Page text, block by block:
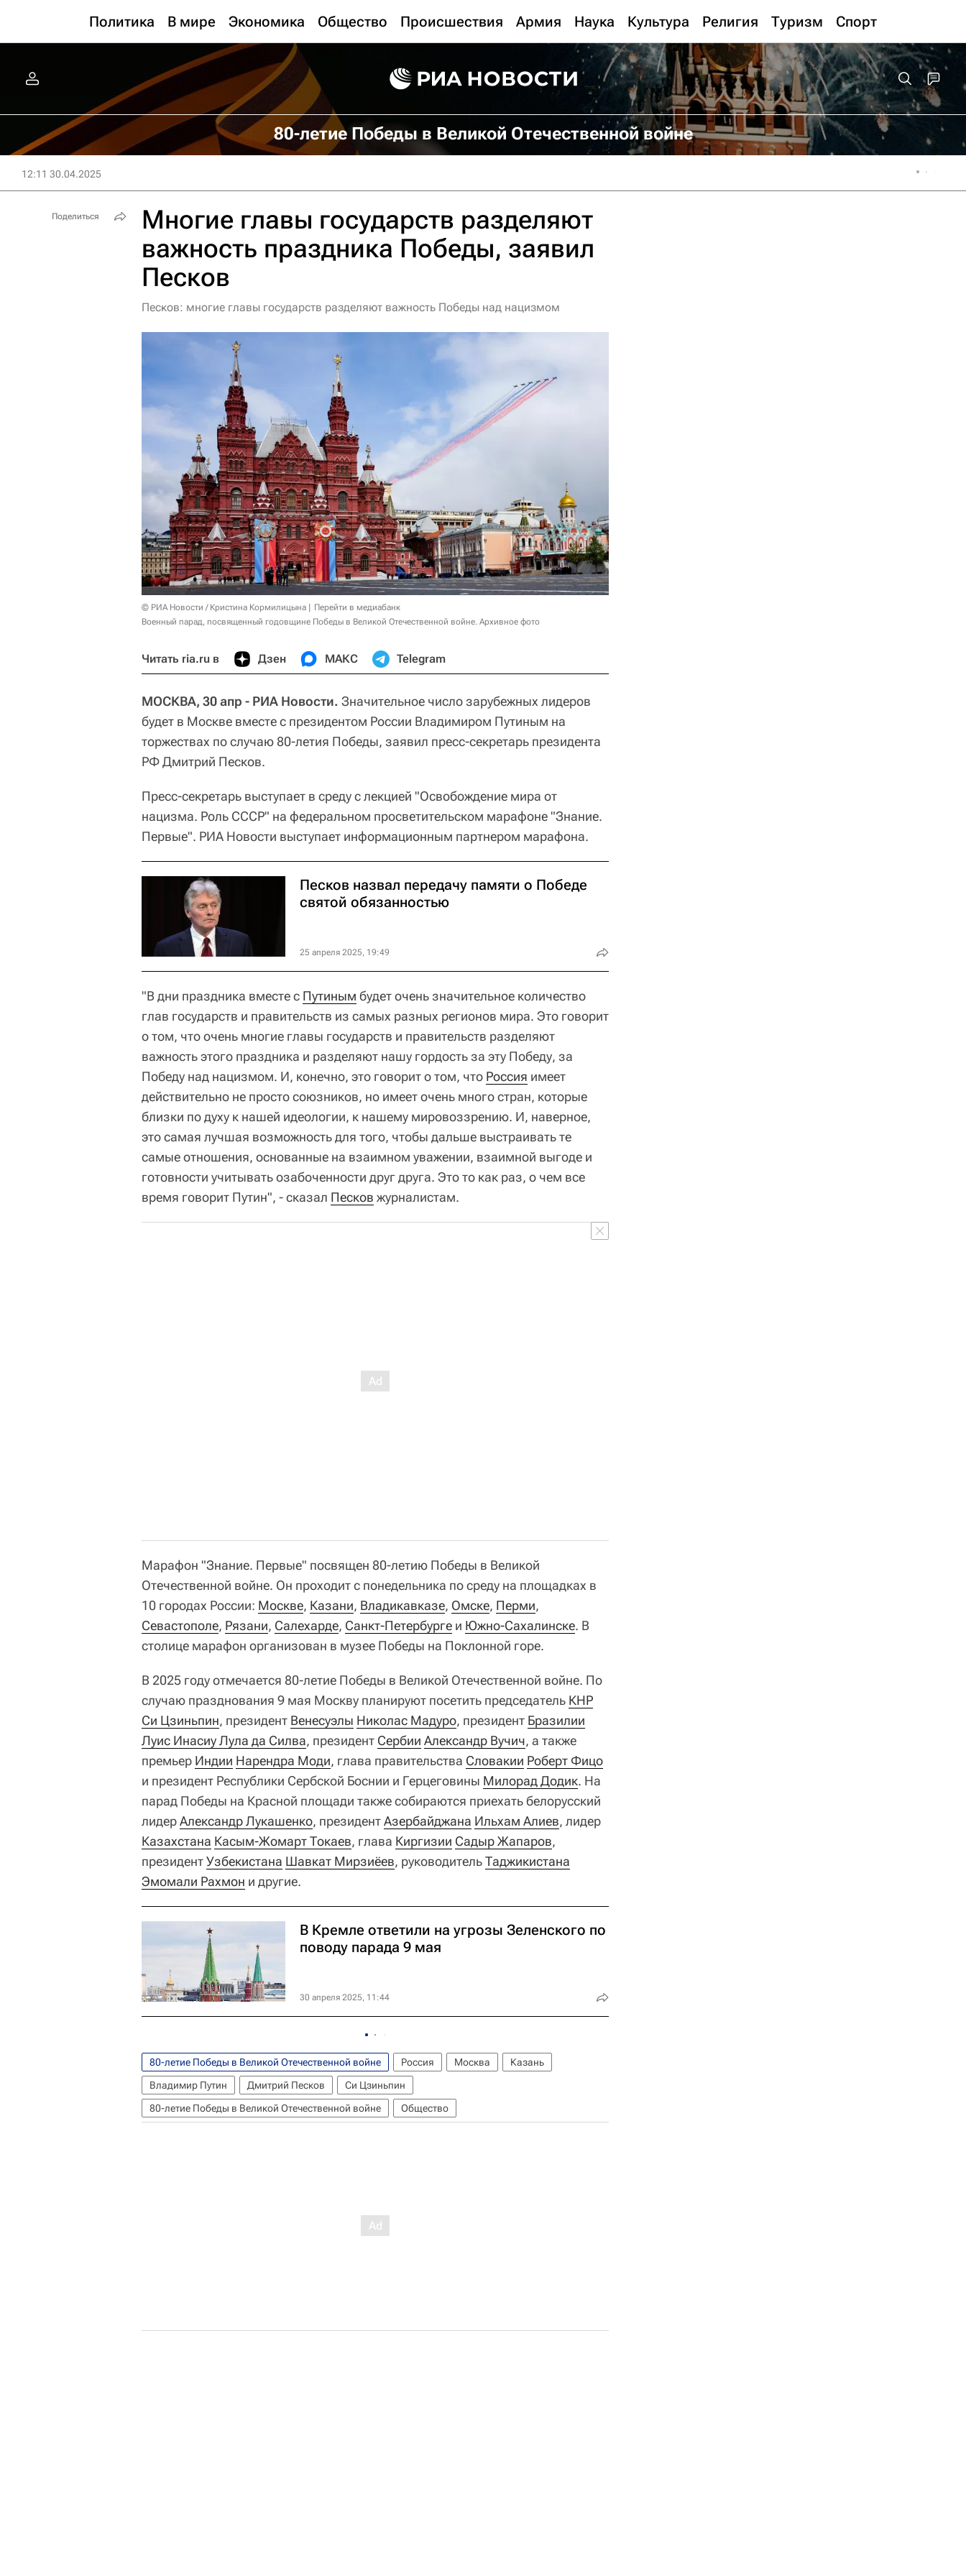
Политика В мире Экономика Общество Происшествия Армия Наука Культура Религия Туризм Спорт
80-летие Победы в Великой Отечественной войне
12:11 30.04.2025
Многие главы государств разделяют
важность праздника Победы, заявил
Песков
Песков: многие главы государств разделяют важность Победы над нацизмом
© РИА Новости / Кристина Кормилицына
Перейти в медиабанк
Военный парад, посвященный годовщине Победы в Великой Отечественной войне. Архивное фото
Читать ria.ru в Дзен МАКС Telegram
МОСКВА, 30 апр - РИА Новости. Значительное число зарубежных лидеров
будет в Москве вместе с президентом России Владимиром Путиным на
торжествах по случаю 80-летия Победы, заявил пресс-секретарь президента
РФ Дмитрий Песков.
Пресс-секретарь выступает в среду с лекцией "Освобождение мира от
нацизма. Роль СССР" на федеральном просветительском марафоне "Знание.
Первые". РИА Новости выступает информационным партнером марафона.
Песков назвал передачу памяти о Победе
святой обязанностью
25 апреля 2025, 19:49
"В дни праздника вместе с Путиным будет очень значительное количество
глав государств и правительств из самых разных регионов мира. Это говорит
о том, что очень многие главы государств и правительств разделяют
важность этого праздника и разделяют нашу гордость за эту Победу, за
Победу над нацизмом. И, конечно, это говорит о том, что Россия имеет
действительно не просто союзников, но имеет очень много стран, которые
близки по духу к нашей идеологии, к нашему мировоззрению. И, наверное,
это самая лучшая возможность для того, чтобы дальше выстраивать те
самые отношения, основанные на взаимном уважении, взаимной выгоде и
готовности учитывать озабоченности друг друга. Это то как раз, о чем все
время говорит Путин", - сказал Песков журналистам.
Марафон "Знание. Первые" посвящен 80-летию Победы в Великой
Отечественной войне. Он проходит с понедельника по среду на площадках в
10 городах России: Москве, Казани, Владикавказе, Омске, Перми,
Севастополе, Рязани, Салехарде, Санкт-Петербурге и Южно-Сахалинске. В
столице марафон организован в музее Победы на Поклонной горе.
В 2025 году отмечается 80-летие Победы в Великой Отечественной войне. По
случаю празднования 9 мая Москву планируют посетить председатель КНР
Си Цзиньпин, президент Венесуэлы Николас Мадуро, президент Бразилии
Луис Инасиу Лула да Силва, президент Сербии Александр Вучич, а также
премьер Индии Нарендра Моди, глава правительства Словакии Роберт Фицо
и президент Республики Сербской Боснии и Герцеговины Милорад Додик. На
парад Победы на Красной площади также собираются приехать белорусский
лидерАлександр Лукашенко, президентАзербайджана Ильхам Алиев, лидер
Казахстана Касым-Жомарт Токаев, глава Киргизии Садыр Жапаров,
президентУзбекистана Шавкат Мирзиёев, руководительТаджикистана
Эмомали Рахмон и другие.
В Кремле ответили на угрозы Зеленского по
поводу парада 9 мая
30 апреля 2025, 11:44
80-летие Победы в Великой Отечественной войне Россия Москва
Казань
Владимир Путин
Дмитрий Песков
Си Цзиньпин
80-летие Победы в Великой Отечественной войне
Общество
Поделиться